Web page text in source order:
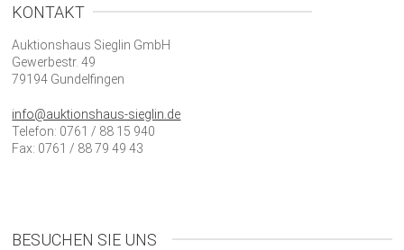
KONTAKT
Auktionshaus Sieglin GmbH
Gewerbestr. 49
79194 Gundelfingen
info@auktionshaus-sieglin.de
Telefon: 0761 / 88 15 940
Fax: 0761 / 88 79 49 43
BESUCHEN SIE UNS